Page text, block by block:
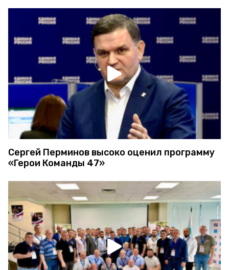
Сергей Перминов высоко оценил программу
«Герои Команды 47»